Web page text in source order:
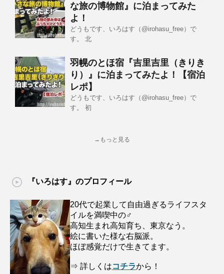
な旅の博物館』に泊まってみた
よ！
どうもです、いろはす（@irohasu_free）で
す。 北
羽幌のとほ宿『吉里吉里（きりき
り）』に泊まってみたよ！【宿泊
レポ】
どうもです、いろはす（@irohasu_free）で
す。 初
→もっと見る
『いろはす』のプロフィール
20代で起業して自由過ぎるライフスタ
イルを満喫中の♂
高知生まれ高知育ち、東京なう。
絵に書いた様な右脳派。
ほぼ感覚だけで生きてます。
⇒ 詳しくはコチラから！